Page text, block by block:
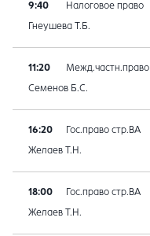
9:40 Налоговое право
Гнеушева Т.Б.
11:20 Межд.частн.право
Семенов Б.С.
16:20 Гос.право стр.ВА
Желаев Т.Н.
18:00 Гос.право стр.ВА
Желаев Т.Н.